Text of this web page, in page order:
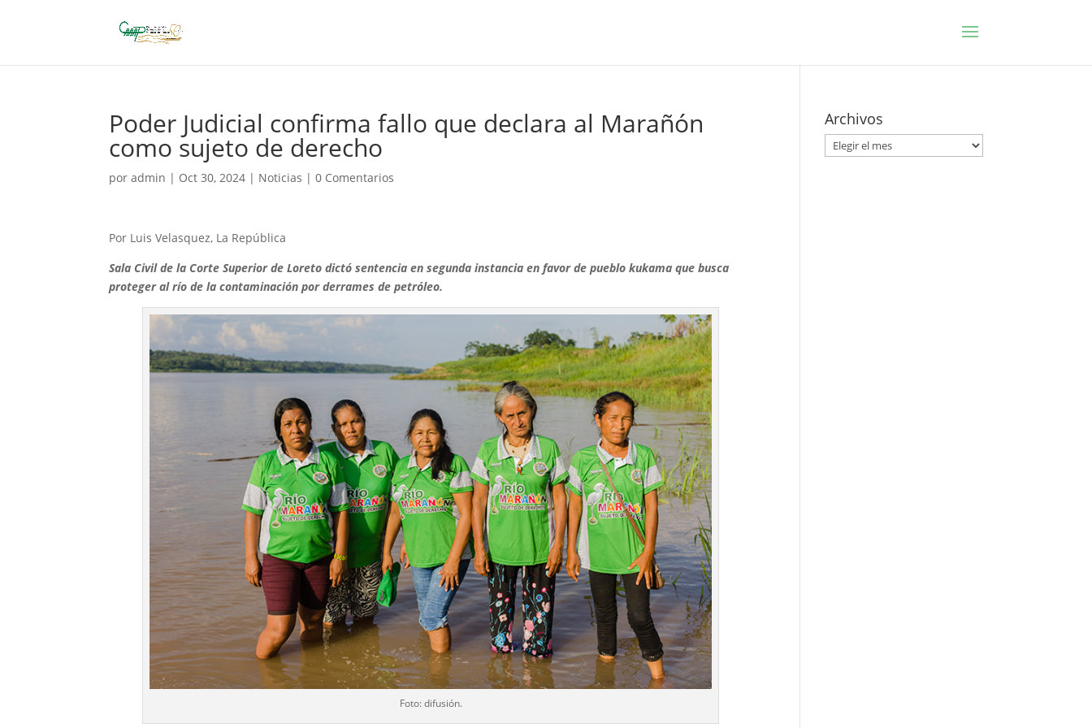
Poder Judicial confirma fallo que declara al Marañón
como sujeto de derecho
poradmin | Oct 30, 2024 | Noticias |0 Comentarios
Por Luis Velasquez, La República
Sala Civil de la Corte Superior de Loreto dictó sentencia en segunda instancia en favor de pueblo kukama que busca
proteger al río de la contaminación por derrames de petróleo.
Foto: difusión.
Archivos
Archivos